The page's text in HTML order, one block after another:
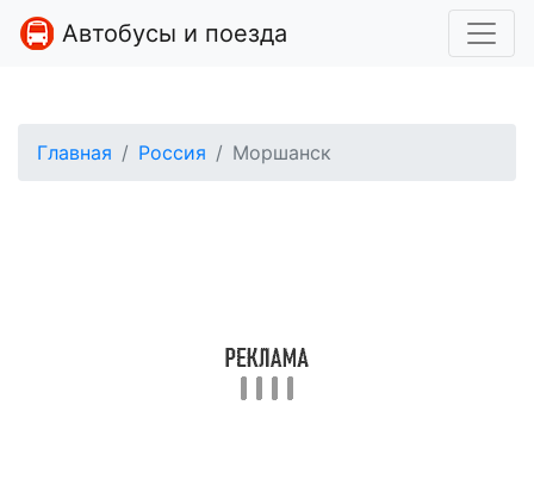
Автобусы и поезда
Главная Россия Моршанск